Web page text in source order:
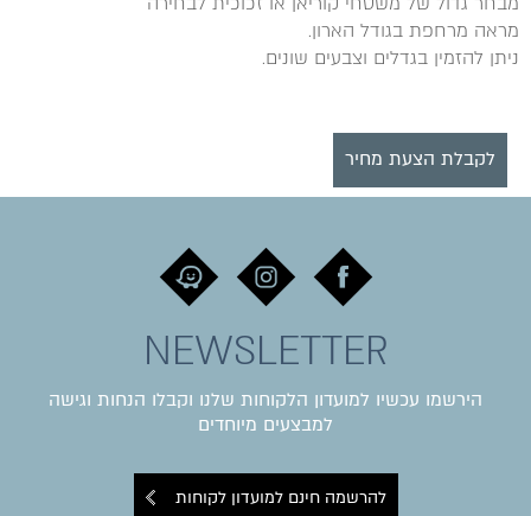
מראה מרחפת בגודל הארון.
ניתן להזמין בגדלים וצבעים שונים.
לקבלת הצעת מחיר
NEWSLETTER
הירשמו עכשיו למועדון הלקוחות שלנו וקבלו הנחות וגישה
למבצעים מיוחדים
להרשמה חינם למועדון לקוחות